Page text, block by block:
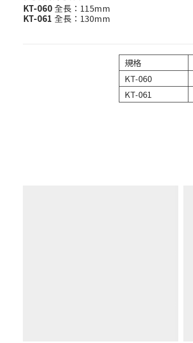
KT-060 全長：115mm
KT-061 全長：130mm
規格
KT-060
KT-061